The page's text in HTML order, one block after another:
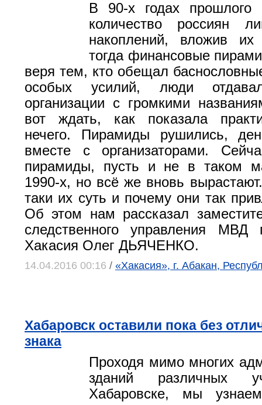
В 90-х годах прошлого
количество россиян
накоплений, вложив
тогда финансовые
веря тем, кто обещал
особых усилий, люди
организации с громкими
вот ждать, как показала
нечего. Пирамиды рушились,
вместе с организаторами.
пирамиды, пусть и не в таком
1990-х, но всё же вновь
таки их суть и почему они так
Об этом нам рассказал
следственного управления МВД
Хакасия Олег ДЬЯЧЕНКО.
14.04.2016 00:16 / «Хакасия», г. Абакан,
Хабаровск оставили пока без
знака
Проходя мимо многих
зданий различных
Хабаровске, мы